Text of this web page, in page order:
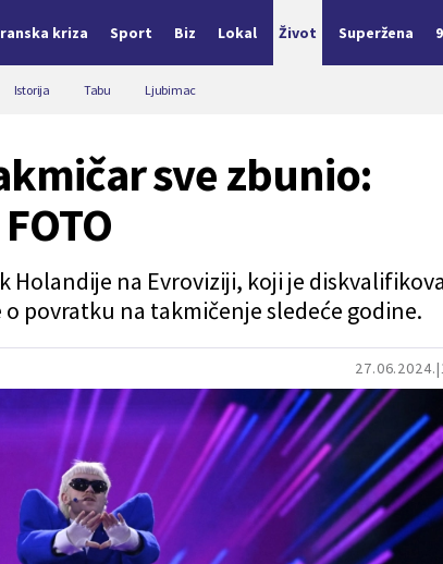
kriza Sport Biz Lokal Život Superžena
Istorija Tabu Ljubimac
27.06.2024.
sve zbunio:
Holandije na Evroviziji, koji je
povratku na takmičenje sledeće godine.